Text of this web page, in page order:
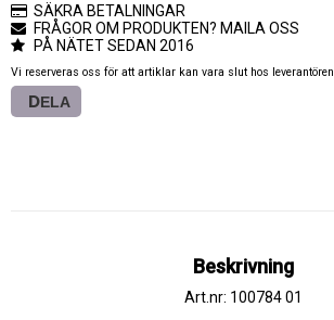
SÄKRA BETALNINGAR
FRÅGOR OM PRODUKTEN? MAILA OSS
PÅ NÄTET SEDAN 2016
Vi reserveras oss för att artiklar kan vara slut hos leverantören
DELA
Beskrivning
Art.nr: 100784 01